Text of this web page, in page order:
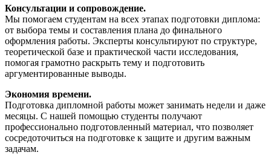
Консультации и сопровождение.
Мы помогаем студентам на всех этапах подготовки диплома:
от выбора темы и составления плана до финального
оформления работы. Эксперты консультируют по структуре,
теоретической базе и практической части исследования,
помогая грамотно раскрыть тему и подготовить
аргументированные выводы.
Экономия времени.
Подготовка дипломной работы может занимать недели и даже
месяцы. С нашей помощью студенты получают
профессионально подготовленный материал, что позволяет
сосредоточиться на подготовке к защите и другим важным
задачам.